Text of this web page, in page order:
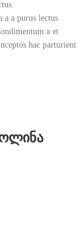
a a purus lectus
a et
hac parturient